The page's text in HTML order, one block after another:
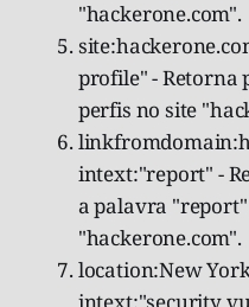
"hackerone.com".
profile" - Retorna
perfis no site
intext:"report" -
a palavra
"hackerone.com".
location:New